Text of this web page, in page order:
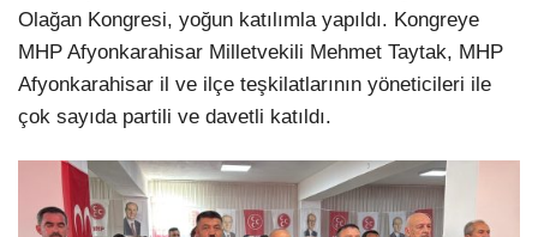
Olağan Kongresi, yoğun katılımla yapıldı. Kongreye
MHP Afyonkarahisar Milletvekili Mehmet Taytak, MHP
Afyonkarahisar il ve ilçe teşkilatlarının yöneticileri ile
çok sayıda partili ve davetli katıldı.